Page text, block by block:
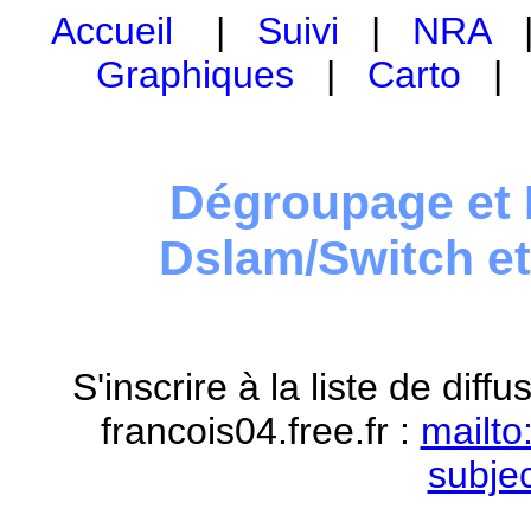
Accueil | Suivi | NRA
Graphiques | Carto
Dégroupage et
Dslam/Switch
S'inscrire à la liste de
francois04.free.fr :